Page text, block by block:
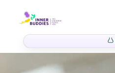
contenutiInnerBuddies